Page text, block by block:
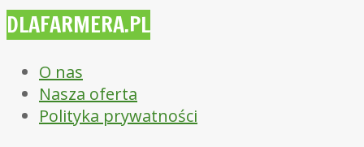
DLAFARMERA.PL
O nas
Nasza oferta
Polityka prywatności